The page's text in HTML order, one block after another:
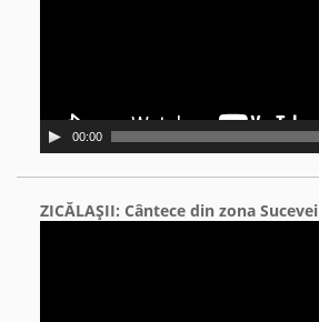
00:00
ZICĂLAŞII: Cântece din zona Sucevei